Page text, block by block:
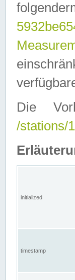
Die
/stations/
initialized
timestamp